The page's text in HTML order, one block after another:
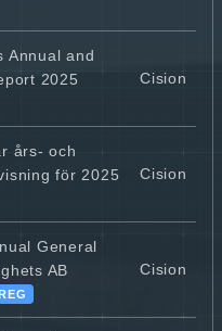
Annual and
2025
Cision
års- och
för 2025
Cision
General
AB
Cision